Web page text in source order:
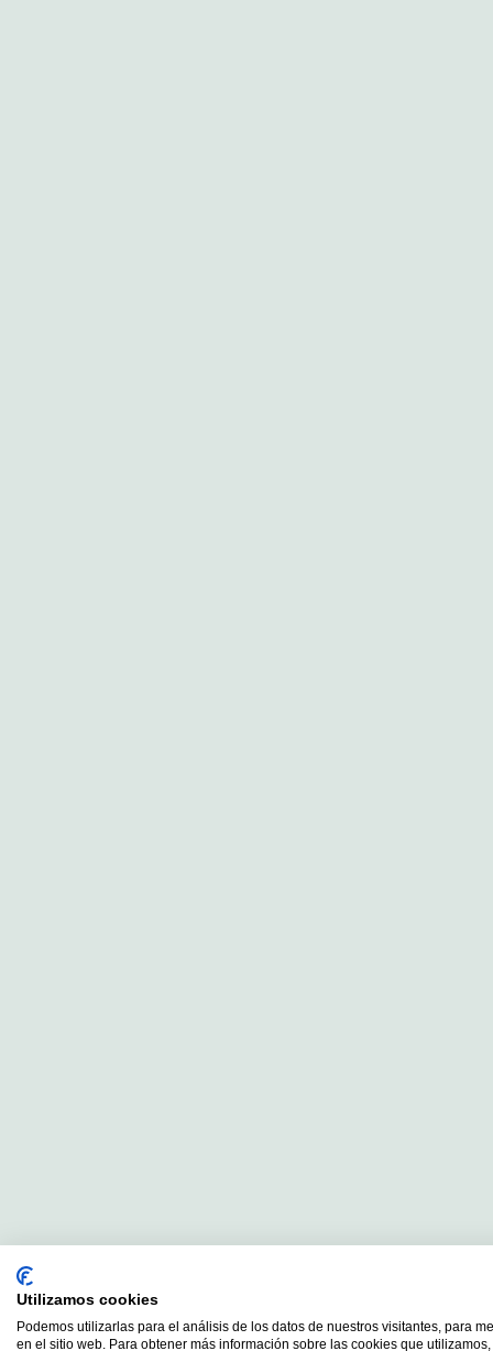
Utilizamos cookies
Podemos utilizarlas para el análisis de los datos de nuestros visitantes, para
en el sitio web. Para obtener más información sobre las cookies que